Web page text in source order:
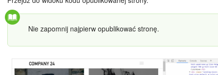
Nie zapomnij najpierw opublikować stronę.